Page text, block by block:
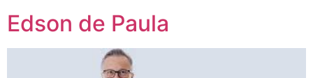
Edson de Paula